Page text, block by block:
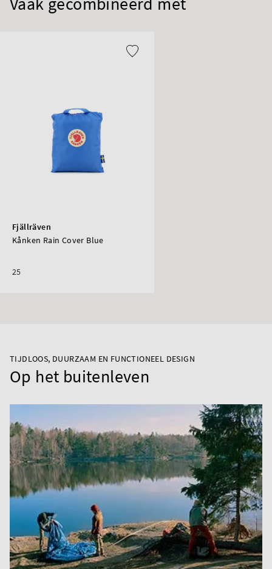
TIJDLOOS, DUURZAAM EN FUNCTIONEEL DESIGN
Op het buitenleven
Fjällräven
Kånken Rain Cover Blue
25